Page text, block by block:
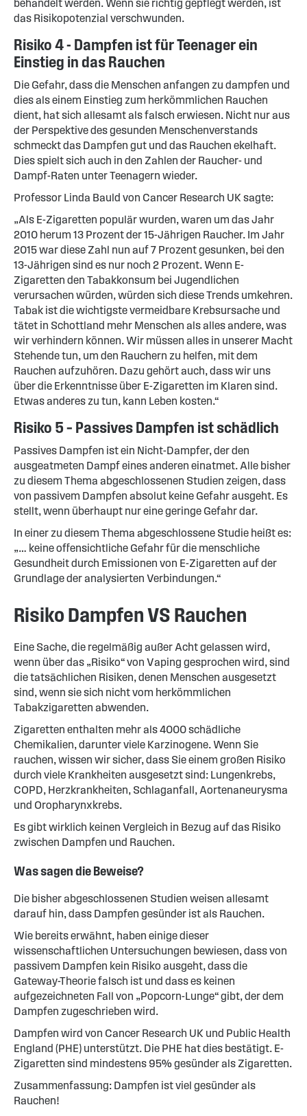
behandelt werden. Wenn sie richtig gepflegt werden, ist
das Risikopotenzial verschwunden.
Risiko 4 - Dampfen ist für Teenager ein
Einstieg in das Rauchen
Die Gefahr, dass die Menschen anfangen zu dampfen und
dies als einem Einstieg zum herkömmlichen Rauchen
dient, hat sich allesamt als falsch erwiesen. Nicht nur aus
der Perspektive des gesunden Menschenverstands
schmeckt das Dampfen gut und das Rauchen ekelhaft.
Dies spielt sich auch in den Zahlen der Raucher- und
Dampf-Raten unter Teenagern wieder.
Professor Linda Bauld von Cancer Research UK sagte:
„Als E-Zigaretten populär wurden, waren um das Jahr
2010 herum 13 Prozent der 15-Jährigen Raucher. Im Jahr
2015 war diese Zahl nun auf 7 Prozent gesunken, bei den
13-Jährigen sind es nur noch 2 Prozent. Wenn E-
Zigaretten den Tabakkonsum bei Jugendlichen
verursachen würden, würden sich diese Trends umkehren.
Tabak ist die wichtigste vermeidbare Krebsursache und
tätet in Schottland mehr Menschen als alles andere, was
wir verhindern können. Wir müssen alles in unserer Macht
Stehende tun, um den Rauchern zu helfen, mit dem
Rauchen aufzuhören. Dazu gehört auch, dass wir uns
über die Erkenntnisse über E-Zigaretten im Klaren sind.
Etwas anderes zu tun, kann Leben kosten.“
Risiko 5 – Passives Dampfen ist schädlich
Passives Dampfen ist ein Nicht-Dampfer, der den
ausgeatmeten Dampf eines anderen einatmet. Alle bisher
zu diesem Thema abgeschlossenen Studien zeigen, dass
von passivem Dampfen absolut keine Gefahr ausgeht. Es
stellt, wenn überhaupt nur eine geringe Gefahr dar.
In einer zu diesem Thema abgeschlossene Studie heißt es:
„… keine offensichtliche Gefahr für die menschliche
Gesundheit durch Emissionen von E-Zigaretten auf der
Grundlage der analysierten Verbindungen.“
Risiko Dampfen VS Rauchen
Eine Sache, die regelmäßig außer Acht gelassen wird,
wenn über das „Risiko“ von Vaping gesprochen wird, sind
die tatsächlichen Risiken, denen Menschen ausgesetzt
sind, wenn sie sich nicht vom herkömmlichen
Tabakzigaretten abwenden.
Zigaretten enthalten mehr als 4000 schädliche
Chemikalien, darunter viele Karzinogene. Wenn Sie
rauchen, wissen wir sicher, dass Sie einem großen Risiko
durch viele Krankheiten ausgesetzt sind: Lungenkrebs,
COPD, Herzkrankheiten, Schlaganfall, Aortenaneurysma
und Oropharynxkrebs.
Es gibt wirklich keinen Vergleich in Bezug auf das Risiko
zwischen Dampfen und Rauchen.
Was sagen die Beweise?
Die bisher abgeschlossenen Studien weisen allesamt
darauf hin, dass Dampfen gesünder ist als Rauchen.
Wie bereits erwähnt, haben einige dieser
wissenschaftlichen Untersuchungen bewiesen, dass von
passivem Dampfen kein Risiko ausgeht, dass die
Gateway-Theorie falsch ist und dass es keinen
aufgezeichneten Fall von „Popcorn-Lunge“ gibt, der dem
Dampfen zugeschrieben wird.
Dampfen wird von Cancer Research UK und Public Health
England (PHE) unterstützt. Die PHE hat dies bestätigt. E-
Zigaretten sind mindestens 95% gesünder als Zigaretten.
Zusammenfassung: Dampfen ist viel gesünder als
Rauchen!